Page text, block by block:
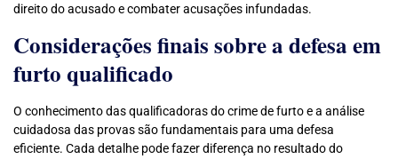
direito do acusado e combater acusações infundadas.
Considerações finais sobre a defesa em
furto qualificado
O conhecimento das qualificadoras do crime de furto e a análise
cuidadosa das provas são fundamentais para uma defesa
eficiente. Cada detalhe pode fazer diferença no resultado do